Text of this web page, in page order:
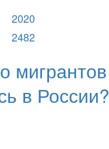
2020
2482
мигрантов
в России?